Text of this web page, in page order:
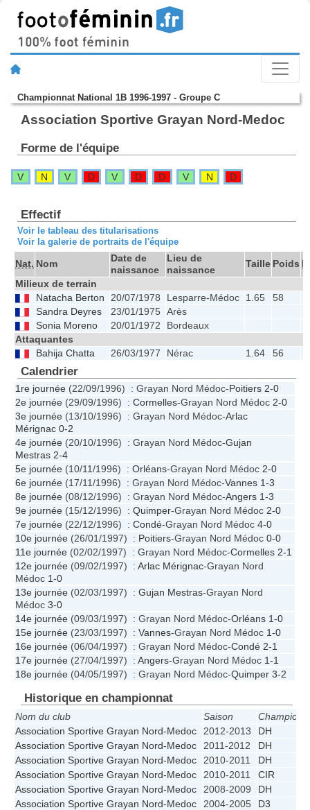
Championnat National 1B 1996-1997 - Groupe C
Association Sportive Grayan Nord-Medoc
Forme de l'équipe
V N V D V D D V N D
Effectif
Voir le tableau des titularisations
Voir la galerie de portraits de l'équipe
Nat. Nom
Date de
naissance
Lieu de
naissance
Taille Poids
Milieux de terrain
Natacha Berton
20/07/1978 Lesparre-Médoc 1.65
58
Sandra Deyres
23/01/1975 Arès
Sonia Moreno
20/01/1972
Bordeaux
Attaquantes
Bahija Chatta
26/03/1977 Nérac 1.64 56
Calendrier
1re journée (22/09/1996) : Grayan Nord Médoc-Poitiers 2-0
2e journée (29/09/1996) : Cormelles-Grayan Nord Médoc 2-0
3e journée (13/10/1996) : Grayan Nord Médoc-Arlac
Mérignac 0-2
4e journée (20/10/1996) : Grayan Nord Médoc-Gujan
Mestras 2-4
5e journée (10/11/1996) : Orléans-Grayan Nord Médoc 2-0
6e journée (17/11/1996) : Grayan Nord Médoc-Vannes 1-3
8e journée (08/12/1996) : Grayan Nord Médoc-Angers 1-3
9e journée (15/12/1996) : Quimper-Grayan Nord Médoc 2-0
7e journée (22/12/1996) : Condé-Grayan Nord Médoc 4-0
10e journée (26/01/1997) : Poitiers-Grayan Nord Médoc 0-0
11e journée (02/02/1997) : Grayan Nord Médoc-Cormelles 2-1
12e journée (09/02/1997) : Arlac Mérignac-Grayan Nord
Médoc 1-0
13e journée (02/03/1997) : Gujan Mestras-Grayan Nord
Médoc 3-0
14e journée (09/03/1997) : Grayan Nord Médoc-Orléans 1-0
15e journée (23/03/1997) : Vannes-Grayan Nord Médoc 1-0
16e journée (06/04/1997) : Grayan Nord Médoc-Condé 2-1
17e journée (27/04/1997) : Angers-Grayan Nord Médoc 1-1
18e journée (04/05/1997) : Grayan Nord Médoc-Quimper 3-2
Historique en championnat
Nom du club Saison
Association Sportive Grayan Nord-Medoc
2012-2013
DH
Association Sportive Grayan Nord-Medoc
2011-2012
DH
Association Sportive Grayan Nord-Medoc
2010-2011
DH
Association Sportive Grayan Nord-Medoc
2010-2011
CIR
Association Sportive Grayan Nord-Medoc
2008-2009
DH
Association Sportive Grayan Nord-Medoc
2004-2005
D3